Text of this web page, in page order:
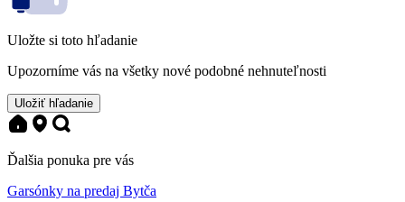
Uložte si toto hľadanie
Upozorníme vás na všetky nové podobné nehnuteľnosti
Uložiť hľadanie
Ďalšia ponuka pre vás
Garsónky na predaj Bytča